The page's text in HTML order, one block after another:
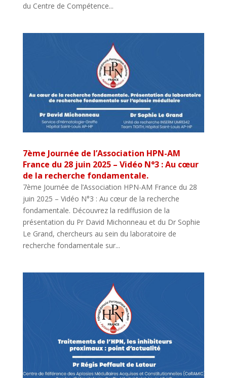
du Centre de Compétence...
7ème Journée de l’Association HPN-AM
France du 28 juin 2025 – Vidéo N°3 : Au cœur
de la recherche fondamentale.
7ème Journée de l’Association HPN-AM France du 28
juin 2025 – Vidéo N°3 : Au cœur de la recherche
fondamentale. Découvrez la rediffusion de la
présentation du Pr David Michonneau et du Dr Sophie
Le Grand, chercheurs au sein du laboratoire de
recherche fondamentale sur...